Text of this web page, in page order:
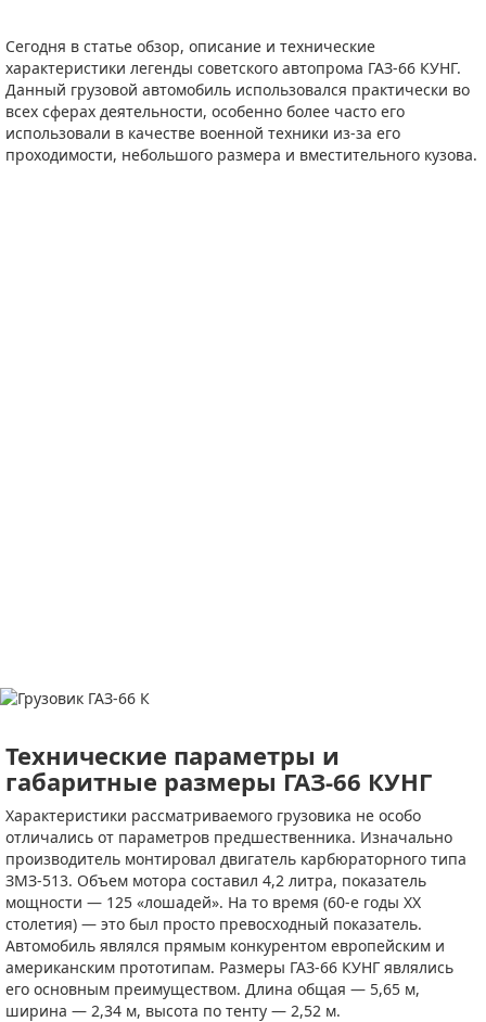
Сегодня в статье обзор, описание и технические
характеристики легенды советского автопрома ГАЗ-66 КУНГ.
Данный грузовой автомобиль использовался практически во
всех сферах деятельности, особенно более часто его
использовали в качестве военной техники из-за его
проходимости, небольшого размера и вместительного кузова.
Технические параметры и
габаритные размеры ГАЗ-66 КУНГ
Характеристики рассматриваемого грузовика не особо
отличались от параметров предшественника. Изначально
производитель монтировал двигатель карбюраторного типа
ЗМЗ-513. Объем мотора составил 4,2 литра, показатель
мощности — 125 «лошадей». На то время (60-е годы XX
столетия) — это был просто превосходный показатель.
Автомобиль являлся прямым конкурентом европейским и
американским прототипам. Размеры ГАЗ-66 КУНГ являлись
его основным преимуществом. Длина общая — 5,65 м,
ширина — 2,34 м, высота по тенту — 2,52 м.